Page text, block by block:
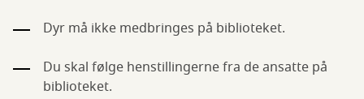
Dyr må ikke medbringes på biblioteket.
Du skal følge henstillingerne fra de ansatte på
biblioteket.